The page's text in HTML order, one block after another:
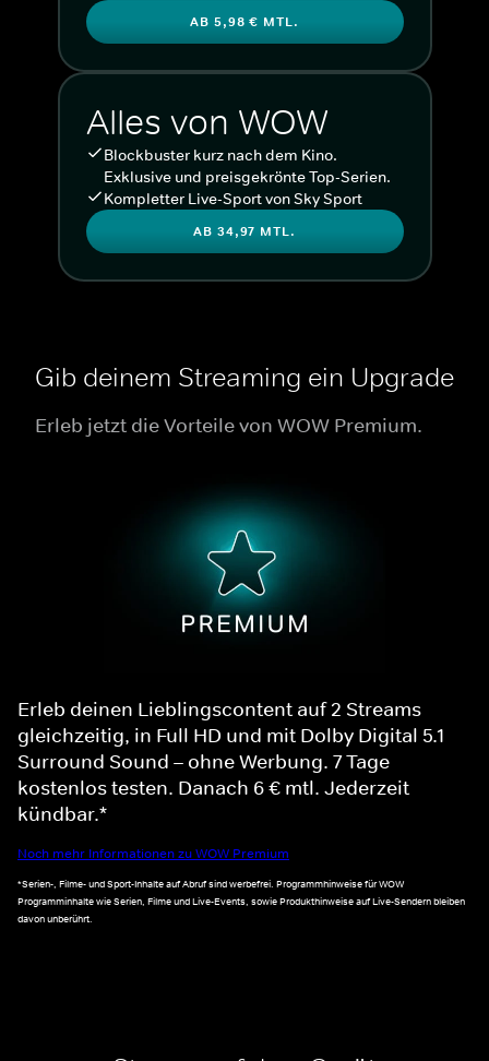
AB 5,98 € MTL.
Alles von WOW
Blockbuster kurz nach dem Kino.
Exklusive und preisgekrönte Top-Serien.
Kompletter Live-Sport von Sky Sport
AB 34,97 MTL.
Gib deinem Streaming ein Upgrade
Erleb jetzt die Vorteile von WOW Premium.
Erleb deinen Lieblingscontent auf 2 Streams
gleichzeitig, in Full HD und mit Dolby Digital 5.1
Surround Sound – ohne Werbung. 7 Tage
kostenlos testen. Danach 6 € mtl. Jederzeit
kündbar.*
Noch mehr Informationen zu WOW Premium
*Serien-, Filme- und Sport-Inhalte auf Abruf sind werbefrei. Programmhinweise für WOW
Programminhalte wie Serien, Filme und Live-Events, sowie Produkthinweise auf Live-Sendern bleiben
davon unberührt.